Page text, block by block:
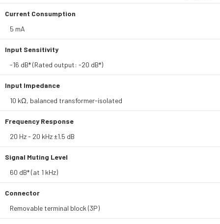
Current Consumption
5 mA
Input Sensitivity
-16 dB* (Rated output: -20 dB*)
Input Impedance
10 kΩ, balanced transformer-isolated
Frequency Response
20 Hz - 20 kHz ±1.5 dB
Signal Muting Level
60 dB* (at 1 kHz)
Connector
Removable terminal block (3P)